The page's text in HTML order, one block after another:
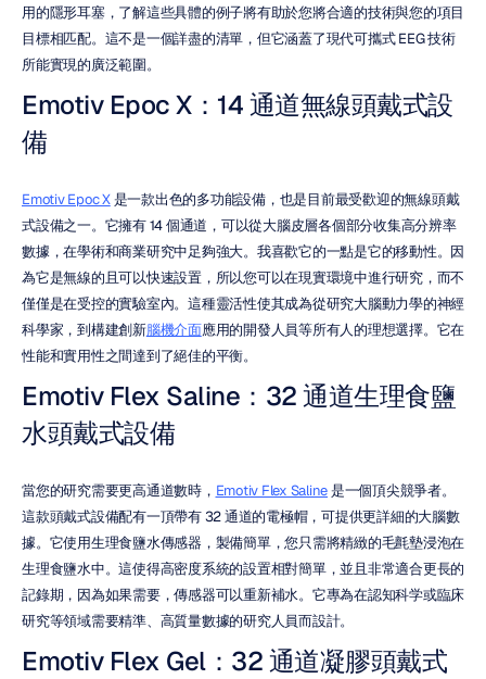
用的隱形耳塞，了解這些具體的例子將有助於您將合適的技術與您的項目
目標相匹配。這不是一個詳盡的清單，但它涵蓋了現代可攜式 EEG 技術
所能實現的廣泛範圍。
Emotiv Epoc X：14 通道無線頭戴式設
備
Emotiv Epoc X 是一款出色的多功能設備，也是目前最受歡迎的無線頭戴
式設備之一。它擁有 14 個通道，可以從大腦皮層各個部分收集高分辨率
數據，在學術和商業研究中足夠強大。我喜歡它的一點是它的移動性。因
為它是無線的且可以快速設置，所以您可以在現實環境中進行研究，而不
僅僅是在受控的實驗室內。這種靈活性使其成為從研究大腦動力學的神經
科學家，到構建創新腦機介面應用的開發人員等所有人的理想選擇。它在
性能和實用性之間達到了絕佳的平衡。
Emotiv Flex Saline：32 通道生理食鹽
水頭戴式設備
當您的研究需要更高通道數時， Emotiv Flex Saline 是一個頂尖競爭者。
這款頭戴式設備配有一頂帶有 32 通道的電極帽，可提供更詳細的大腦數
據。它使用生理食鹽水傳感器，製備簡單，您只需將精緻的毛氈墊浸泡在
生理食鹽水中。這使得高密度系統的設置相對簡單，並且非常適合更長的
記錄期，因為如果需要，傳感器可以重新補水。它專為在認知科学或臨床
研究等領域需要精準、高質量數據的研究人員而設計。
Emotiv Flex Gel：32 通道凝膠頭戴式